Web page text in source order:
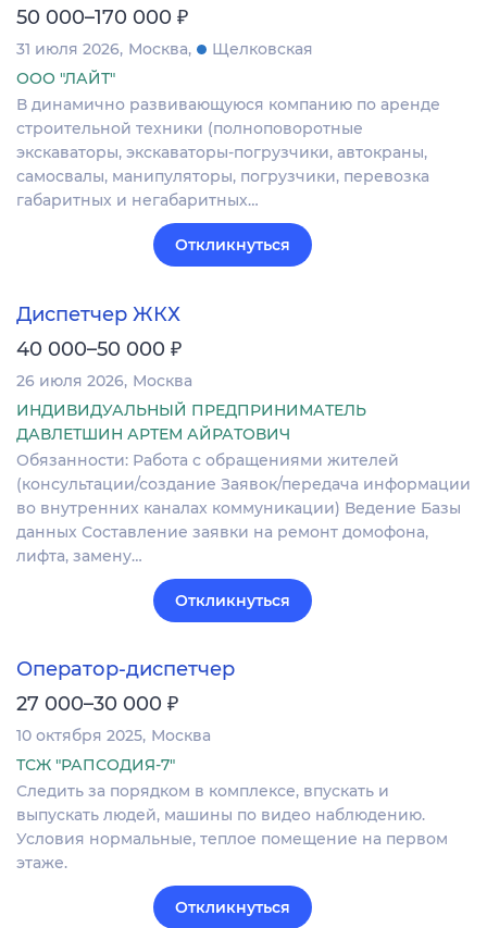
50 000–170 000 ₽
31 июля 2026 Москва
Щелковская
ООО "ЛАЙТ"
В динамично развивающуюся компанию по аренде
строительной техники (полноповоротные
экскаваторы, экскаваторы-погрузчики, автокраны,
самосвалы, манипуляторы, погрузчики, перевозка
габаритных и негабаритных…
Откликнуться
Диспетчер ЖКХ
40 000–50 000 ₽
26 июля 2026 Москва
ИНДИВИДУАЛЬНЫЙ ПРЕДПРИНИМАТЕЛЬ
ДАВЛЕТШИН АРТЕМ АЙРАТОВИЧ
Обязанности: Работа с обращениями жителей
(консультации/создание Заявок/передача информации
во внутренних каналах коммуникации) Ведение Базы
данных Составление заявки на ремонт домофона,
лифта, замену…
Откликнуться
Оператор-диспетчер
27 000–30 000 ₽
10 октября 2025 Москва
ТСЖ "РАПСОДИЯ-7"
Следить за порядком в комплексе, впускать и
выпускать людей, машины по видео наблюдению.
Условия нормальные, теплое помещение на первом
этаже.
Откликнуться